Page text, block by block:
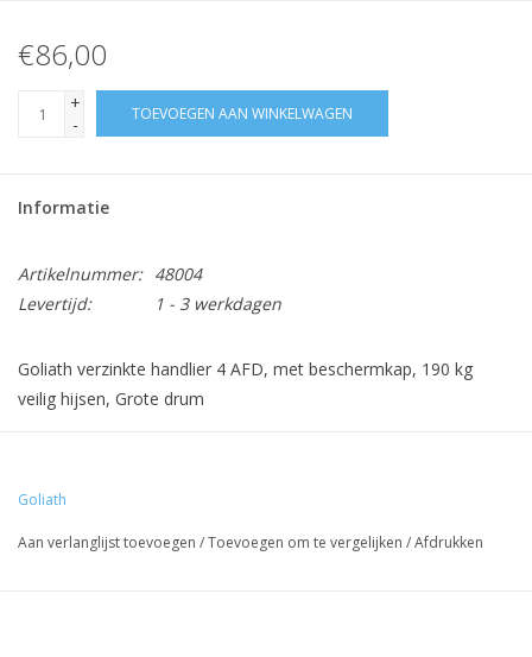
€86,00
+
-
TOEVOEGEN AAN WINKELWAGEN
Informatie
Artikelnummer: 48004
Levertijd:
1 - 3 werkdagen
Goliath verzinkte handlier 4 AFD, met beschermkap, 190 kg
veilig hijsen, Grote drum
eindverbinding kunt u contact met ons opnemen (i.v.m.
Goliath
Aan verlanglijst toevoegen /Toevoegen om te vergelijken /Afdrukken